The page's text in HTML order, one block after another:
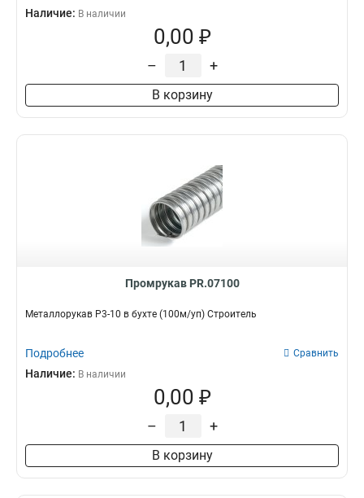
Наличие: В наличии
0,00 ₽
– +
В корзину
Промрукав PR.07100
Металлорукав Р3-10 в бухте (100м/уп) Строитель
Подробнее Сравнить
Наличие: В наличии
0,00 ₽
– +
В корзину